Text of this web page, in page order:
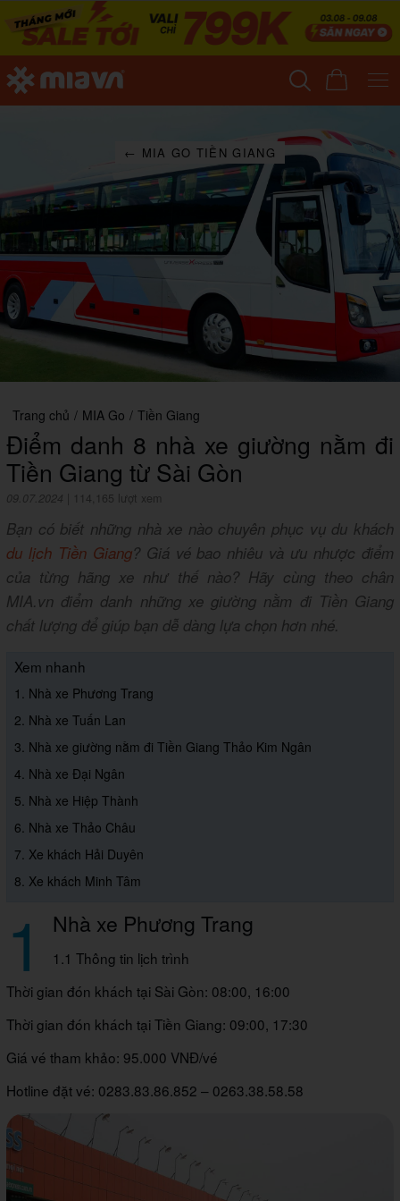
← MIA GO TIỀN GIANG
Trang chủ / MIA Go / Tiền Giang
Điểm danh 8 nhà xe giường nằm đi
Tiền Giang từ Sài Gòn
09.07.2024 114,165 lượt xem
Bạn có biết những nhà xe nào chuyên phục vụ du khách
du lịch Tiền Giang? Giá vé bao nhiêu và ưu nhược điểm
của từng hãng xe như thế nào? Hãy cùng theo chân
MIA.vn điểm danh những xe giường nằm đi Tiền Giang
chất lượng để giúp bạn dễ dàng lựa chọn hơn nhé.
Xem nhanh
1. Nhà xe Phương Trang
2. Nhà xe Tuấn Lan
3. Nhà xe giường nằm đi Tiền Giang Thảo Kim Ngân
4. Nhà xe Đại Ngân
5. Nhà xe Hiệp Thành
6. Nhà xe Thảo Châu
7. Xe khách Hải Duyên
8. Xe khách Minh Tâm
1 Nhà xe Phương Trang
1.1 Thông tin lịch trình
Thời gian đón khách tại Sài Gòn: 08:00, 16:00
Thời gian đón khách tại Tiền Giang: 09:00, 17:30
Giá vé tham khảo: 95.000 VNĐ/vé
Hotline đặt vé: 0283.83.86.852 – 0263.38.58.58